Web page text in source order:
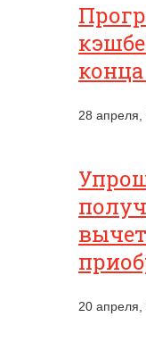
28 апреля,
20 апреля,